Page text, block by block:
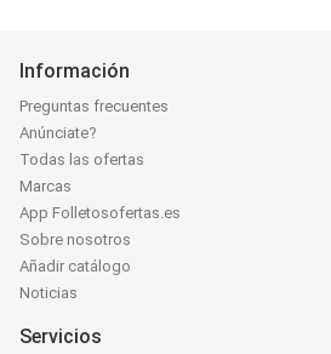
Información
Preguntas frecuentes
Anúnciate?
Todas las ofertas
Marcas
App Folletosofertas.es
Sobre nosotros
Añadir catálogo
Noticias
Servicios